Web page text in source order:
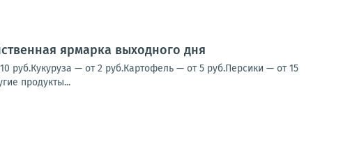
ярмарка выходного дня
руб.Кукуруза — от 2 руб.Картофель — от 5 руб.Персики — от 15
продукты...